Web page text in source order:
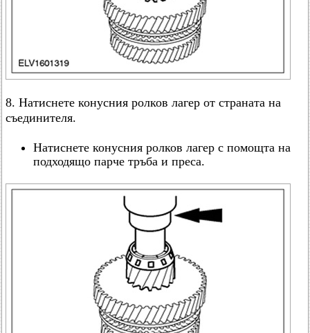
8. Натиснете конусния ролков лагер от страната на
съединителя.
Натиснете конусния ролков лагер с помощта на
подходящо парче тръба и преса.